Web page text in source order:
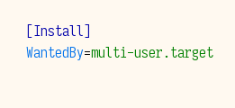
[Install]
WantedBy=multi-user.target